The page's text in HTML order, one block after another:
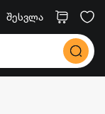
შესვლა